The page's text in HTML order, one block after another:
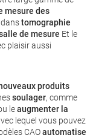
mesure des
tomographie
de mesure Et le
plaisir aussi
produits
soulager, comme
leaugmenter la
lequel vous pouvez
CAOautomatise